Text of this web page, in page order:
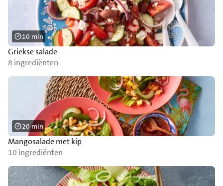
Griekse salade
8 ingrediënten
10 min
Mangosalade met kip
10 ingrediënten
20 min